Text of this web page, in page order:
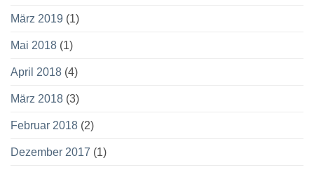
März 2019 (1)
Mai 2018 (1)
April 2018 (4)
März 2018 (3)
Februar 2018 (2)
Dezember 2017 (1)